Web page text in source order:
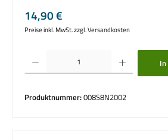
Regulärer Preis:
14,90 €
Preise inkl. MwSt. zzgl. Versandkosten
Produkt Anzahl: Gib den gewünschten Wert ein
Produktnummer:008S8N2002